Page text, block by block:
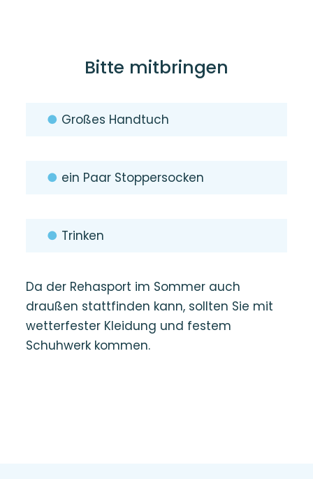
Bitte mitbringen
● Großes Handtuch
● ein Paar Stoppersocken
● Trinken
Da der Rehasport im Sommer auch
draußen stattfinden kann, sollten Sie mit
wetterfester Kleidung und festem
Schuhwerk kommen.